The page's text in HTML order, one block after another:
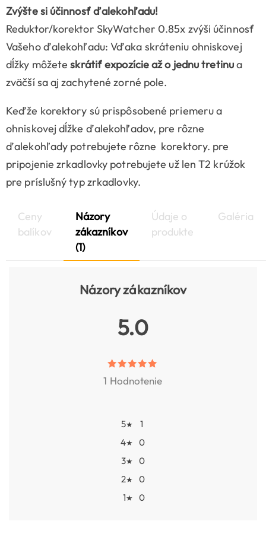
Zvýšte si účinnosť ďalekohľadu!
Reduktor/korektor SkyWatcher 0.85x zvýši účinnosť
Vašeho ďalekohľadu: Vďaka skráteniu ohniskovej
dĺžky môžeteskrátiť expozície až o jednu tretinua
zväčší sa aj zachytené zorné pole.
Keďže korektory sú prispôsobené priemeru a
ohniskovej dĺžke ďalekohľadov, pre rôzne
ďalekohľady potrebujete rôzne korektory. pre
pripojenie zrkadlovky potrebujete už len T2 krúžok
pre príslušný typ zrkadlovky.
Ceny
balíkov
Názory
zákazníkov
(1)
Údaje o
produkte
Galéria
Názory zákazníkov
5.0
1 Hodnotenie
5★
1
4★
0
3★
0
2★
0
1★ 0